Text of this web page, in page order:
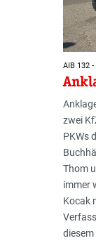
AIB 132 -
zwei
PKWs
Thom
immer
Kocak